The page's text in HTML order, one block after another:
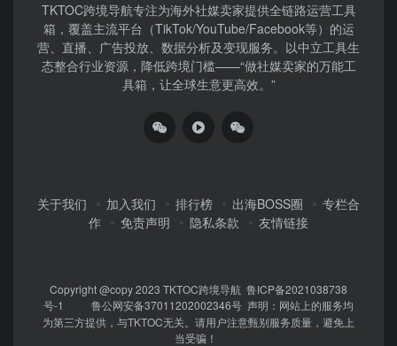
TKTOC跨境导航​专注为海外社媒卖家提供全链路运营工具
箱，覆盖主流平台（TikTok/YouTube/Facebook等）​的运
营、直播、广告投放、数据分析及变现服务。以中立工具生
态整合行业资源，降低跨境门槛——“做社媒卖家的万能工
具箱，让全球生意更高效。”
关于我们 加入我们 排行榜 出海BOSS圈
专栏合
作
免责声明 隐私条款 友情链接
Copyright @copy 2023 TKTOC跨境导航 鲁ICP备2021038738
号-1
鲁公网安备37011202002346号 声明：网站上的服务均
为第三方提供，与TKTOC无关。请用户注意甄别服务质量，避免上
当受骗！